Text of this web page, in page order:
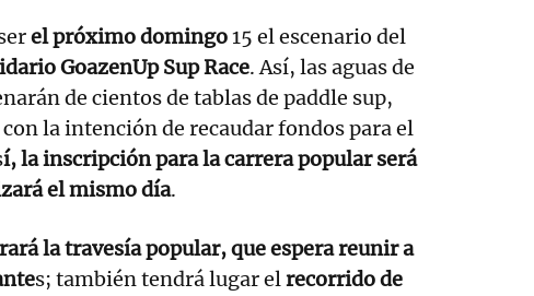
el próximo domingo15 el escenario del
GoazenUp Sup Race. Así, las aguas de
de cientos de tablas de paddle sup,
la intención de recaudar fondos para el
í, la inscripción para la carrera popular será
el mismo día.
la travesía popular, que espera reunir a
s; también tendrá lugar elrecorrido de